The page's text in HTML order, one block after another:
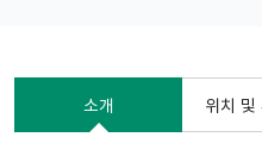
소개 위치 및